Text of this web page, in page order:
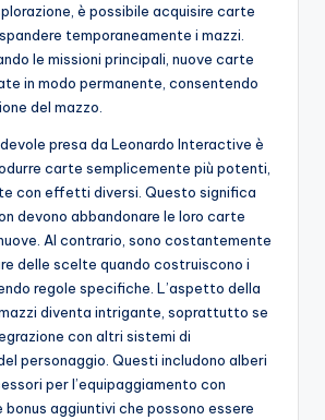
è possibile acquisire carte
temporaneamente i mazzi.
le missioni principali, nuove carte
in modo permanente, consentendo
del mazzo.
presa da Leonardo Interactive è
carte semplicemente più potenti,
con effetti diversi. Questo significa
devono abbandonare le loro carte
Al contrario, sono costantemente
delle scelte quando costruiscono i
regole specifiche. L’aspetto della
diventa intrigante, soprattutto se
con altri sistemi di
personaggio. Questi includono alberi
per l’equipaggiamento con
aggiuntivi che possono essere